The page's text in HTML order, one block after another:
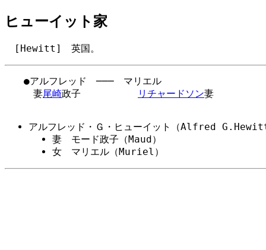
ヒューイット家
[Hewitt] 英国。
●アルフレッド　───　マリエル
妻尾崎政子 リチャードソン妻
アルフレッド・Ｇ・ヒューイット（Alfred
妻 モード政子（Maud）
女 マリエル（Muriel）